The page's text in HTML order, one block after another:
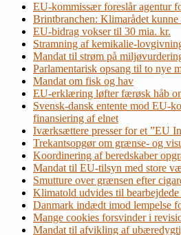
EU-kommissær foreslår agentur
Brintbranchen: Klimarådet
EU-bidrag vokser til 30 mia. kr.
Stramning af kemikalie-
Mandat til strøm på
Parlamentarisk opsang til to nye
Mandat om fisk og hav
EU-erklæring løfter færøsk håb
Svensk-dansk entente mod EU-
finansiering af elnet
Iværksættere presser for et ”EU
Trekantsopgør om grænse- og
Koordinering af beredskaber
Mandat til EU-tilsyn med store
Smutture over grænsen efter
Klimatold udvides til bearbejdede
Danmark indædt imod lempelse
Mange cookies forsvinder i
Mandat til afvikling af